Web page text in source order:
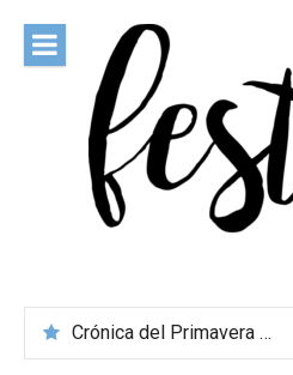
contenido
Crónica del Primavera Sound Porto 2026